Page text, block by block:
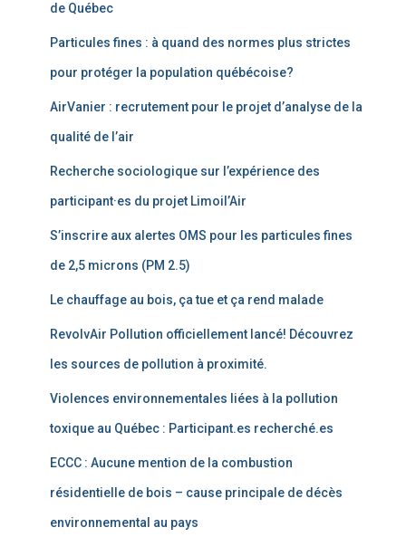
de Québec
Particules fines : à quand des normes plus strictes
pour protéger la population québécoise?
AirVanier : recrutement pour le projet d’analyse de la
qualité de l’air
Recherche sociologique sur l’expérience des
participant·es du projet Limoil’Air
S’inscrire aux alertes OMS pour les particules fines
de 2,5 microns (PM 2.5)
Le chauffage au bois, ça tue et ça rend malade
RevolvAir Pollution officiellement lancé! Découvrez
les sources de pollution à proximité.
Violences environnementales liées à la pollution
toxique au Québec : Participant.es recherché.es
ECCC : Aucune mention de la combustion
résidentielle de bois – cause principale de décès
environnemental au pays